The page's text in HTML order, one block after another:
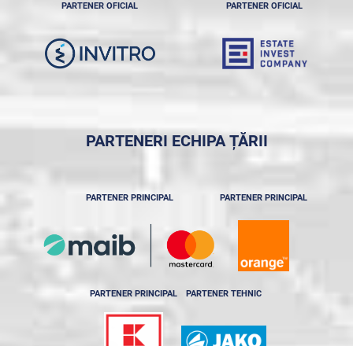
PARTENER OFICIAL PARTENER OFICIAL
PARTENERI ECHIPA ȚĂRII
PARTENER PRINCIPAL PARTENER PRINCIPAL
PARTENER PRINCIPAL PARTENER TEHNIC